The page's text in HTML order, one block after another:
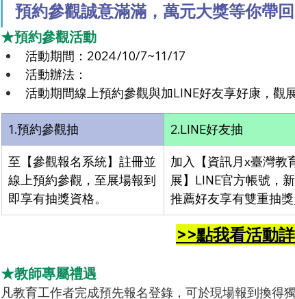
預約參觀誠意滿滿，萬元大獎等你帶回
★預約參觀活動
活動期間：2024/10/7~11/17
活動辦法：
活動期間線上預約參觀與加LINE好友享好康，觀
1.預約參觀抽 2.LINE好友抽
至【參觀報名系統】註冊並
線上預約參觀，至展場報到
即享有抽獎資格。
加入【資訊月x臺灣教
展】LINE官方帳號，
推薦好友享有雙重抽獎
>>點我看活動
★教師專屬禮遇
凡教育工作者完成預先報名登錄，可於現場報到換得